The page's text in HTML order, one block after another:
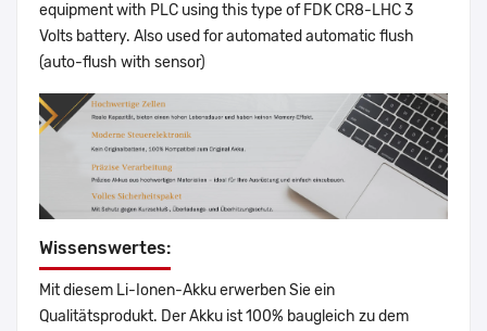
equipment with PLC using this type of FDK CR8-LHC 3
Volts battery. Also used for automated automatic flush
(auto-flush with sensor)
Wissenswertes:
Mit diesem Li-Ionen-Akku erwerben Sie ein
Qualitätsprodukt. Der Akku ist 100% baugleich zu dem